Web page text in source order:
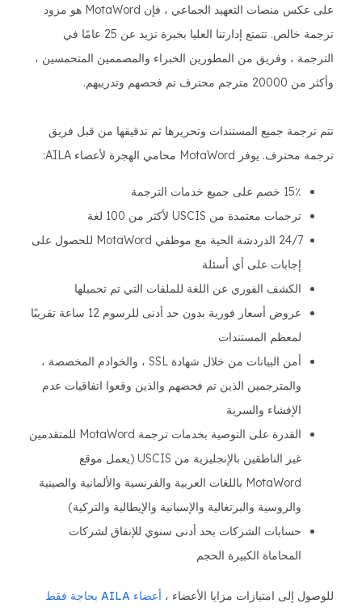
على عكس منصات التعهيد الجماعي ، فإن MotaWord هو مزود
ترجمة خالص. تتمتع إدارتنا العليا بخبرة تزيد عن 25 عامًا في
الترجمة ، وفريق من المطورين الخبراء والمصممين المتحمسين ،
وأكثر من 20000 مترجم محترف تم فحصهم وتدريبهم.
تتم ترجمة جميع المستندات وتحريرها ثم تدقيقها من قبل فريق
ترجمة محترف. يوفر MotaWord محامي الهجرة لأعضاء AILA:
15٪ خصم على جميع خدمات الترجمة
ترجمات معتمدة من USCIS لأكثر من 100 لغة
24/7 الدردشة الحية مع موظفي MotaWord للحصول على
إجابات على أي أسئلة
الكشف الفوري عن اللغة للملفات التي تم تحميلها
عروض أسعار فورية بدون حد أدنى للرسوم 12 ساعة تقريبًا
لمعظم المستندات
أمن البيانات من خلال شهادة SSL ، والخوادم المخصصة ،
والمترجمين الذين تم فحصهم والذين وقعوا اتفاقيات عدم
الإفشاء والسرية
القدرة على التوصية بخدمات ترجمة MotaWord للمتقدمين
غير الناطقين بالإنجليزية من USCIS (يعمل موقع
MotaWord باللغات العربية والفرنسية والألمانية والصينية
والروسية والبرتغالية والإسبانية والإيطالية والتركية)
حسابات الشركات بحد أدنى سنوي للإنفاق لشركات
المحاماة الكبيرة الحجم
للوصول إلى امتيازات مزايا الأعضاء ،
أعضاء AILA بحاجة فقط